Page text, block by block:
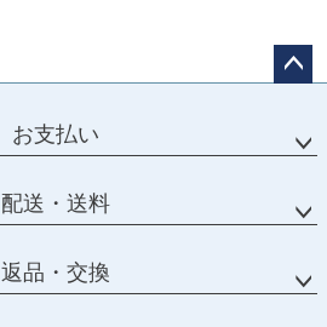
お支払い
配送・送料
返品・交換